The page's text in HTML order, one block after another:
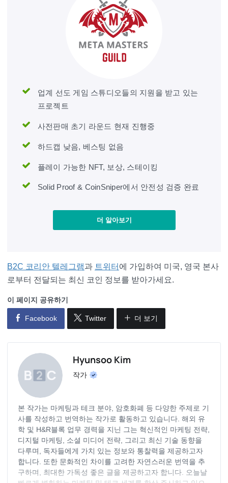
업계 선도 게임 스튜디오들의 지원을 받고 있는
프로젝트
사전판매 초기 라운드 현재 진행중
하드캡 낮음, 베스팅 없음
플레이 가능한 NFT, 보상, 스테이킹
Solid Proof & CoinSniper에서 안전성 검증 완료
더 알아보기
B2C 코리안 텔레그램과 트위터 에 가입하여 미국, 영국 본사
로부터 전달되는 최신 코인 정보를 받아가세요.
이 페이지 공유하기
Facebook Twitter 더 보기
Hyunsoo Kim
작가
본 작가는 마케팅과 테크 분야, 암호화폐 등 다양한 주제로 기
사를 작성하고 번역하는 작가로 활동하고 있습니다. 해외 유
학 및 H&R블록 업무 경력을 지닌 그는 혁신적인 마케팅 전략,
디지털 마케팅, 소셜 미디어 전략, 그리고 최신 기술 동향을
다루며, 독자들에게 가치 있는 정보와 통찰력을 제공하고자
합니다. 또한 문화적인 차이를 고려한 자연스러운 번역을 추
구하며, 최대한 가독성 좋은 글을 제공하고자 합니다. 오늘날